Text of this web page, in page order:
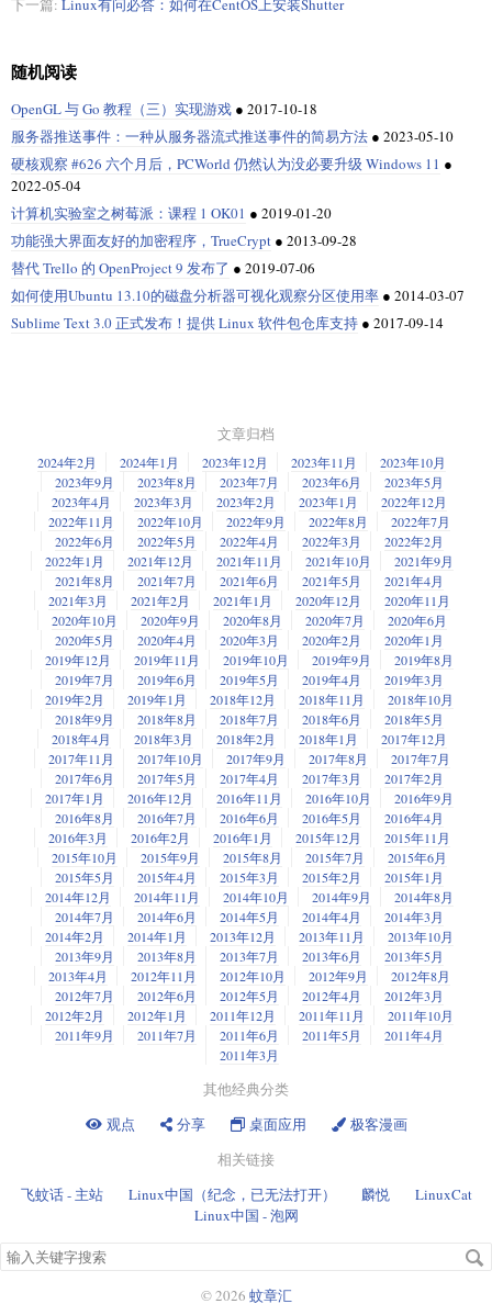
下一篇: Linux有问必答：如何在CentOS上安装Shutter
随机阅读
OpenGL 与 Go 教程（三）实现游戏 ● 2017-10-18
服务器推送事件：一种从服务器流式推送事件的简易方法 ● 2023-05-10
硬核观察 #626 六个月后，PCWorld 仍然认为没必要升级 Windows 11 ●
2022-05-04
计算机实验室之树莓派：课程 1 OK01 ● 2019-01-20
功能强大界面友好的加密程序，TrueCrypt ● 2013-09-28
替代 Trello 的 OpenProject 9 发布了 ● 2019-07-06
如何使用Ubuntu 13.10的磁盘分析器可视化观察分区使用率 ● 2014-03-07
Sublime Text 3.0 正式发布！提供 Linux 软件包仓库支持 ● 2017-09-14
文章归档
2024年2月 2024年1月 2023年12月 2023年11月
2023年10月
2023年9月
2023年8月 2023年7月 2023年6月
2023年5月
2023年4月
2023年3月 2023年2月 2023年1月
2022年12月
2022年11月
2022年10月 2022年9月 2022年8月
2022年7月
2022年6月
2022年5月 2022年4月 2022年3月
2022年2月
2022年1月
2021年12月 2021年11月 2021年10月
2021年9月
2021年8月
2021年7月 2021年6月 2021年5月
2021年4月
2021年3月
2021年2月 2021年1月 2020年12月
2020年11月
2020年10月
2020年9月 2020年8月 2020年7月
2020年6月
2020年5月
2020年4月 2020年3月 2020年2月
2020年1月
2019年12月
2019年11月 2019年10月 2019年9月
2019年8月
2019年7月
2019年6月 2019年5月 2019年4月
2019年3月
2019年2月
2019年1月 2018年12月 2018年11月
2018年10月
2018年9月
2018年8月 2018年7月 2018年6月
2018年5月
2018年4月
2018年3月 2018年2月 2018年1月
2017年12月
2017年11月
2017年10月 2017年9月 2017年8月
2017年7月
2017年6月
2017年5月 2017年4月 2017年3月
2017年2月
2017年1月
2016年12月 2016年11月 2016年10月
2016年9月
2016年8月
2016年7月 2016年6月 2016年5月
2016年4月
2016年3月
2016年2月 2016年1月 2015年12月
2015年11月
2015年10月
2015年9月 2015年8月 2015年7月
2015年6月
2015年5月
2015年4月 2015年3月 2015年2月
2015年1月
2014年12月
2014年11月 2014年10月 2014年9月
2014年8月
2014年7月
2014年6月 2014年5月 2014年4月
2014年3月
2014年2月
2014年1月 2013年12月 2013年11月
2013年10月
2013年9月
2013年8月 2013年7月 2013年6月
2013年5月
2013年4月
2012年11月 2012年10月 2012年9月
2012年8月
2012年7月
2012年6月 2012年5月 2012年4月
2012年3月
2012年2月
2012年1月 2011年12月 2011年11月
2011年10月
2011年9月
2011年7月 2011年6月 2011年5月
2011年4月
2011年3月
其他经典分类
观点
分享 桌面应用
极客漫画
相关链接
飞蚊话 - 主站
Linux中国（纪念，已无法打开） 麟悦
LinuxCat
Linux中国 - 泡网
搜
© 2026 蚊章汇